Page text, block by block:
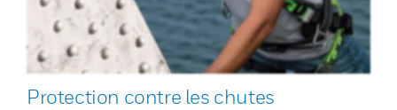
Protection contre les chutes